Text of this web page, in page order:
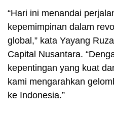
“Hari ini menandai
kepemimpinan dalam
global,” kata Yayang
Capital Nusantara.
kepentingan yang kuat
kami mengarahkan
ke Indonesia.”